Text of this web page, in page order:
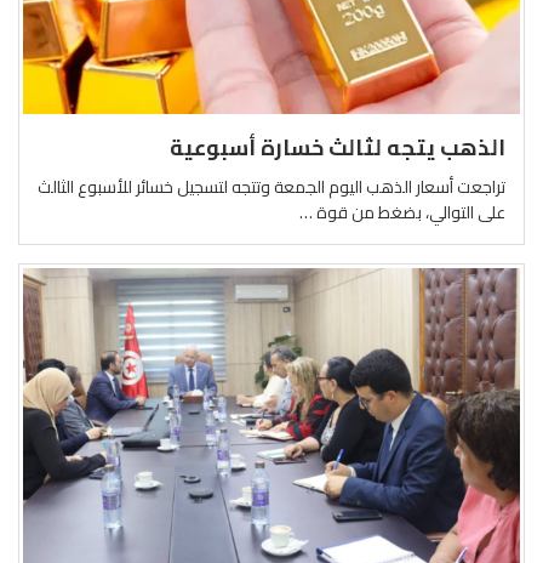
الذهب يتجه لثالث خسارة أسبوعية
⁠تراجعت أسعار الذهب اليوم الجمعة وتتجه لتسجيل خسائر للأسبوع الثالث
على التوالي، بضغط من قوة …